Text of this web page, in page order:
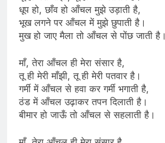
धूप हो, छाँव हो आँचल मुझे उड़ाती है,
भूख लगने पर आँचल में मुझे छुपाती है।
मुख हो जाए मैला तो आँचल से पोंछ जाती है।
माँ, तेरा आँचल ही मेरा संसार है,
तू ही मेरी माँझी, तू ही मेरी पतवार है।
गर्मी में आँचल से हवा कर गर्मी भगाती है,
ठंड में आँचल उढ़ाकर तपन दिलाती है।
बीमार हो जाऊँ तो आँचल से सहलाती है।